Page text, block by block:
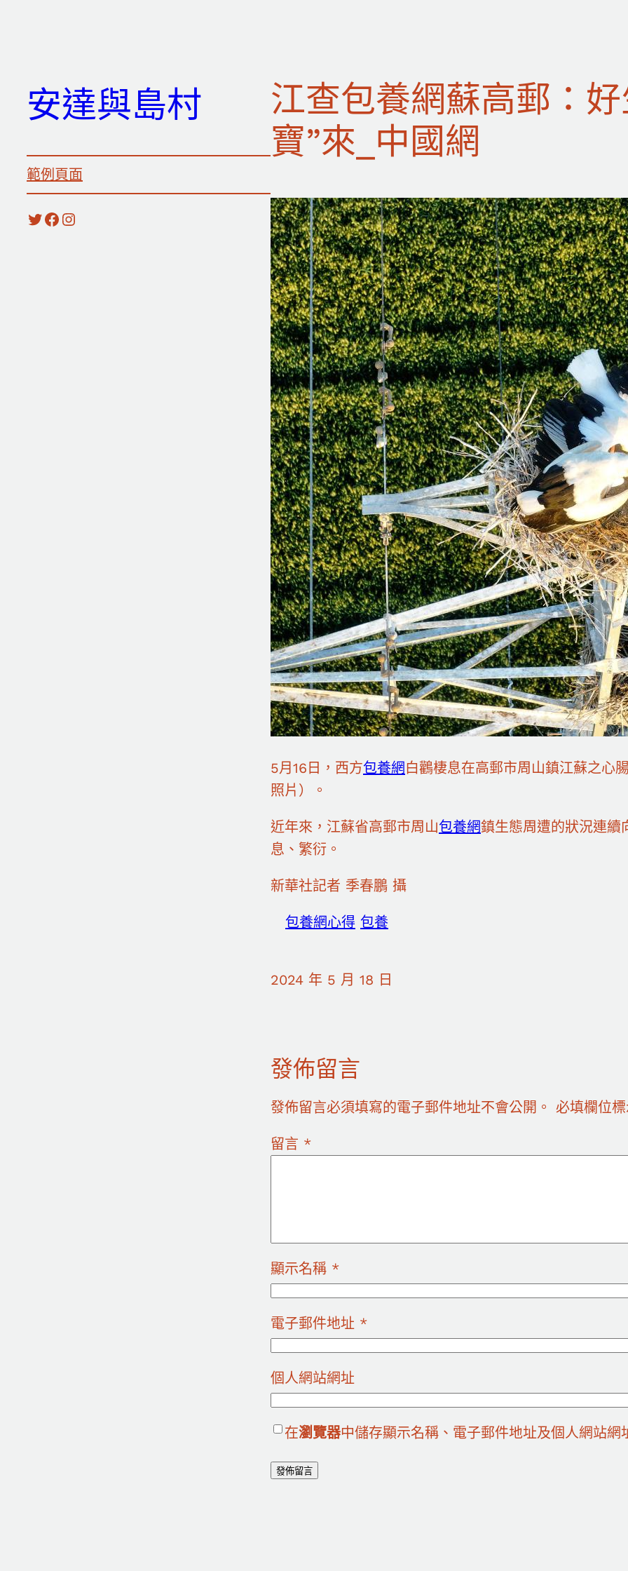
安達與島村
範例頁面
X Facebook Instagram
江查包養網蘇高郵：
寶”來_中國網
5月16日，西方包養網白鸛棲息在高郵市周山鎮江蘇之心
照片）。
近年來，江蘇省高郵市周山包養網鎮生態周遭的狀況連續
息、繁衍。
新華社記者 季春鵬 攝
包養網心得 包養
2024 年 5 月 18 日
發佈留言
發佈留言必須填寫的電子郵件地址不會公開。 必填欄位
留言 *
顯示名稱 *
電子郵件地址 *
個人網站網址
在瀏覽器中儲存顯示名稱、電子郵件地址及個人網站網